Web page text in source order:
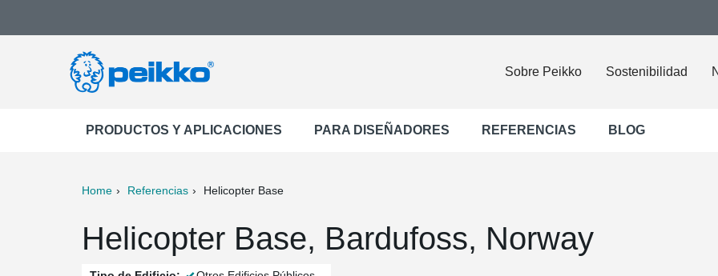
Sobre Peikko Sostenibilidad
PRODUCTOS Y APLICACIONES PARA DISEÑADORES REFERENCIAS BLOG
Home Referencias Helicopter Base
Helicopter Base, Bardufoss, Norway